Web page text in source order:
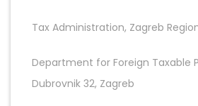
Tax Administration, Zagreb
Department for Foreign Taxable
Dubrovnik 32, Zagreb